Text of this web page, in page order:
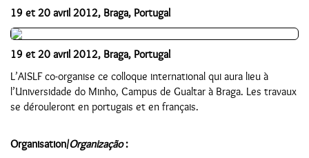
19 et 20 avril 2012, Braga, Portugal
19 et 20 avril 2012, Braga, Portugal
L’AISLF co-organise ce colloque international qui aura lieu à
l’Universidade do Minho, Campus de Gualtar à Braga. Les travaux
se dérouleront en portugais et en français.
Organisation/Organização: